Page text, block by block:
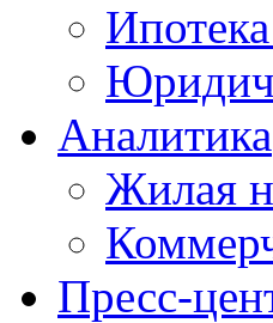
Аналитика
Жилая
Пресс-